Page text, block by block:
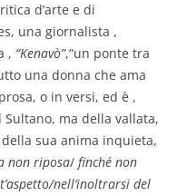
d’arte e di
una giornalista ,
, “Kenavò”,“un ponte tra
una donna che ama
o in versi, ed è ,
Sultano, ma della vallata,
sua anima inquieta,
non riposa/ finché non
nell’inoltrarsi del